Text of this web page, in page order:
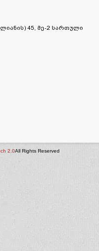
45, მე-2 სართული
2.0All Rights Reserved